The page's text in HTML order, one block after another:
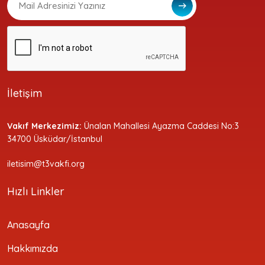
İletişim
Vakıf Merkezimiz: Ünalan Mahallesi Ayazma Caddesi No:3
34700 Üsküdar/İstanbul
iletisim@t3vakfi.org
Hızlı Linkler
Anasayfa
Hakkımızda